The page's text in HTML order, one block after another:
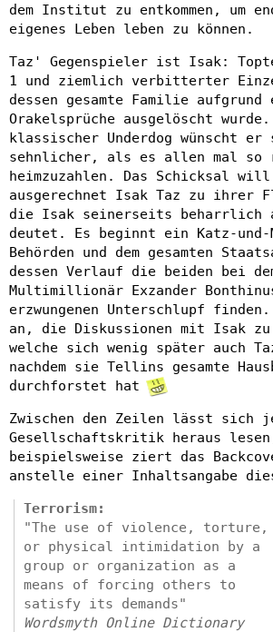
dem Institut zu entkommen, um
eigenes Leben leben zu können.
Taz' Gegenspieler ist Isak:
1 und ziemlich verbitterter
dessen gesamte Familie
Orakelsprüche ausgelöscht
klassischer Underdog wünscht
sehnlicher, als es allen mal
heimzuzahlen. Das Schicksal
ausgerechnet Isak Taz zu
die Isak seinerseits beharrlich
deutet. Es beginnt ein Katz-und-
Behörden und dem gesamten
dessen Verlauf die beiden bei
Multimillionär Exzander
erzwungenen Unterschlupf
an, die Diskussionen mit Isak
welche sich wenig später auch
nachdem sie Tellins gesamte
durchforstet hat
Zwischen den Zeilen lässt sich
Gesellschaftskritik heraus
beispielsweise ziert das
anstelle einer Inhaltsangabe
Terrorism:
"The use of violence, torture,
or physical intimidation by a
group or organization as a
means of forcing others to
satisfy its demands"
Wordsmyth Online Dictionary